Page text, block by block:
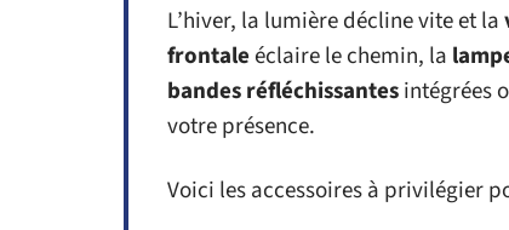
L’hiver, la lumière décline vite et la
frontaleéclaire le chemin, la
bandes réfléchissantesintégrées
votre présence.
Voici les accessoires à privilégier